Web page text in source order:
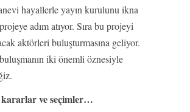
hayallerle yayın kurulunu ikna
adım atıyor. Sıra bu projeyi
aktörleri buluşturmasına geliyor.
iki önemli öznesiyle
ve seçimler…